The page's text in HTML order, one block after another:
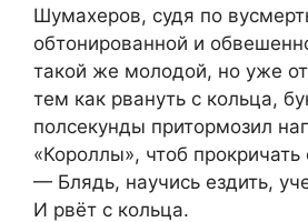
Шумахеров, судя по
обтонированной и
такой же молодой, но уже
тем как рвануть с кольца,
полсекунды притормозил
«Короллы», чтоб
— Блядь, научись ездить,
И рвёт с кольца.